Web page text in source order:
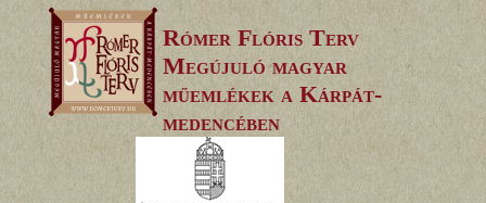
to
content
Rómer Flóris Terv
Megújuló magyar
műemlékek a Kárpát-
medencében